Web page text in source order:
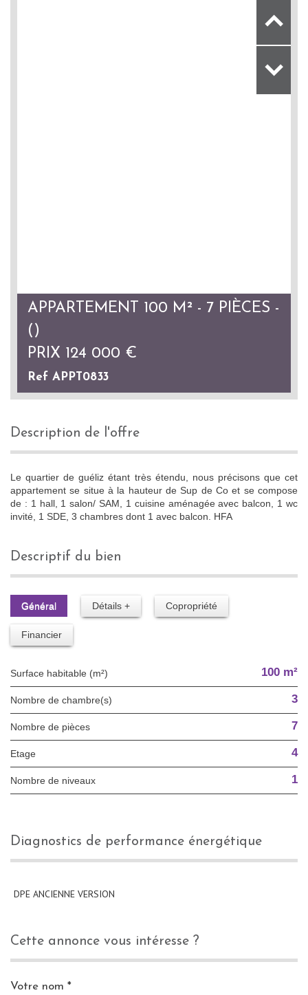
APPARTEMENT 100 M² - 7 PIÈCES -
()
PRIX 124 000 €
Ref APPT0833
description de l'offre
Le quartier de guéliz étant très étendu, nous précisons que cet
appartement se situe à la hauteur de Sup de Co et se compose
de : 1 hall, 1 salon/ SAM, 1 cuisine aménagée avec balcon, 1 wc
invité, 1 SDE, 3 chambres dont 1 avec balcon. HFA
descriptif du bien
Général Détails + Copropriété
Financier
Surface habitable (m²) 100 m²
Nombre de chambre(s) 3
Nombre de pièces 7
Etage 4
Nombre de niveaux 1
diagnostics de performance énergétique
DPE ANCIENNE VERSION
cette annonce vous intéresse ?
Votre nom *